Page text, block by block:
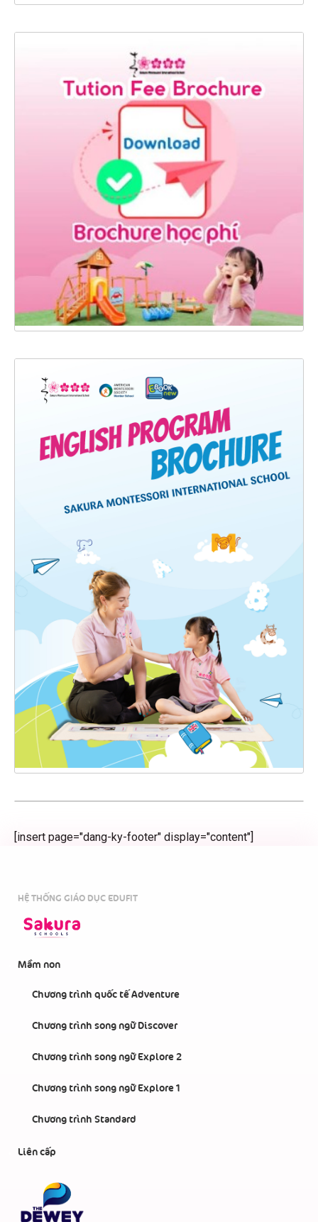
[insert page="dang-ky-footer" display="content"]
HỆ THỐNG GIÁO DỤC EDUFIT
Mầm non
Chương trình quốc tế Adventure
Chương trình song ngữ Discover
Chương trình song ngữ Explore 2
Chương trình song ngữ Explore 1
Chương trình Standard
Liên cấp